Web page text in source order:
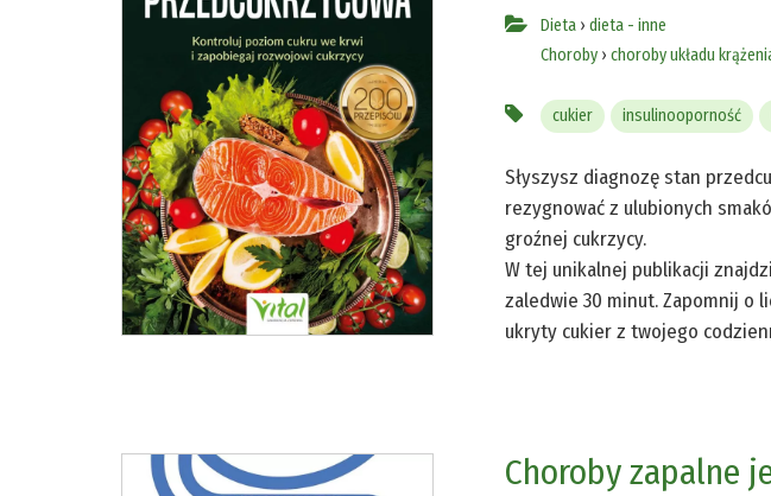
Dieta› dieta - inne
Choroby› choroby układu
cukier insulinooporność
Słyszysz diagnozę stan
rezygnować z ulubionych
groźnej cukrzycy.
W tej unikalnej publikacji
zaledwie 30 minut. Zapomnij o
ukryty cukier z twojego
Choroby zapalne